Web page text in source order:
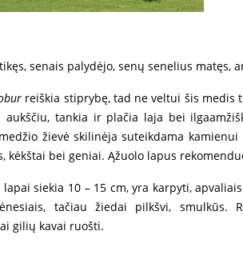
senais palydėjo, senų senelius matęs,
reiškia stiprybę, tad ne veltui šis
aukščiu, tankia ir plačia laja bei
žievė skilinėja suteikdama
kėkštai bei geniai. Ąžuolo lapus
lapai siekia 10 – 15 cm, yra karpyti,
tačiau žiedai pilkšvi,
gilių kavai ruošti.